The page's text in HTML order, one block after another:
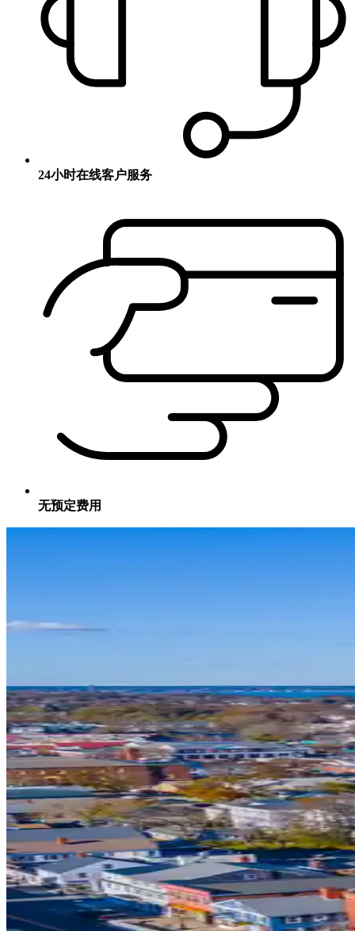
24小时在线客户服务
无预定费用